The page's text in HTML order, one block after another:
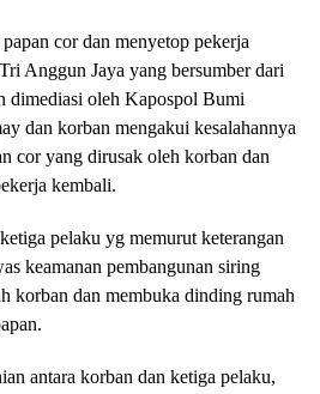
cor dan menyetop pekerja
Anggun Jaya yang bersumber dari
dimediasi oleh Kapospol Bumi
dan korban mengakui kesalahannya
cor yang dirusak oleh korban dan
kembali.
pelaku yg memurut keterangan
keamanan pembangunan siring
korban dan membuka dinding rumah
antara korban dan ketiga pelaku,